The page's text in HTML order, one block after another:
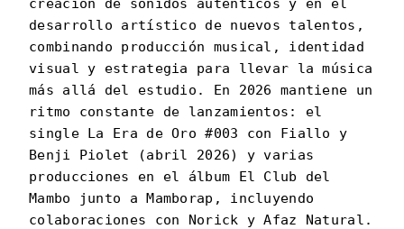
creación de sonidos auténticos y en el
desarrollo artístico de nuevos talentos,
combinando producción musical, identidad
visual y estrategia para llevar la música
más allá del estudio. En 2026 mantiene un
ritmo constante de lanzamientos: el
single La Era de Oro #003 con Fiallo y
Benji Piolet (abril 2026) y varias
producciones en el álbum El Club del
Mambo junto a Mamborap, incluyendo
colaboraciones con Norick y Afaz Natural.